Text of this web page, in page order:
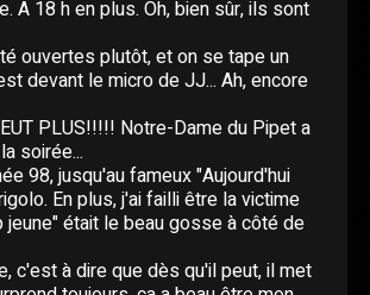
A 18 h en plus. Oh, bien sûr, ils sont
ouvertes plutôt, et on se tape un
devant le micro de JJ... Ah, encore
PLUS!!!!! Notre-Dame du Pipet a
soirée...
98, jusqu'au fameux "Aujourd'hui
En plus, j'ai failli être la victime
jeune" était le beau gosse à côté de
c'est à dire que dès qu'il peut, il met